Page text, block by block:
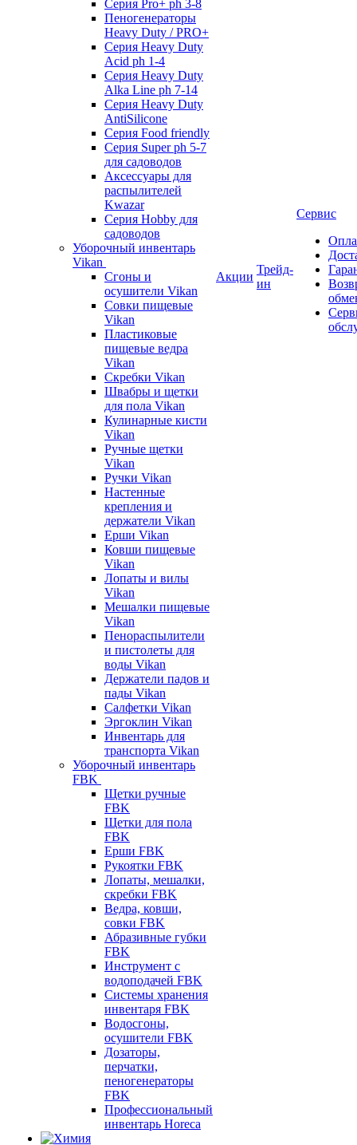
Серия Pro+ ph 3-8
Пеногенераторы
Heavy Duty / PRO+
Серия Heavy Duty
Acid ph 1-4
Серия Heavy Duty
Alka Line ph 7-14
Серия Heavy Duty
AntiSilicone
Серия Food friendly
Серия Super ph 5-7
для садоводов
Аксессуары для
распылителей
Kwazar
Серия Hobby для
садоводов
Уборочный инвентарь
Vikan
Сгоны и
осушители Vikan
Совки пищевые
Vikan
Пластиковые
пищевые ведра
Vikan
Скребки Vikan
Швабры и щетки
для пола Vikan
Кулинарные кисти
Vikan
Ручные щетки
Vikan
Ручки Vikan
Настенные
крепления и
держатели Vikan
Ерши Vikan
Ковши пищевые
Vikan
Лопаты и вилы
Vikan
Мешалки пищевые
Vikan
Пенораспылители
и пистолеты для
воды Vikan
Держатели падов и
пады Vikan
Салфетки Vikan
Эргоклин Vikan
Инвентарь для
транспорта Vikan
Уборочный инвентарь
FBK
Щетки ручные
FBK
Щетки для пола
FBK
Ерши FBK
Рукоятки FBK
Лопаты, мешалки,
скребки FBK
Ведра, ковши,
совки FBK
Абразивные губки
FBK
Инструмент с
водоподачей FBK
Системы хранения
инвентаря FBK
Водосгоны,
осушители FBK
Дозаторы,
перчатки,
пеногенераторы
FBK
Профессиональный
инвентарь Horeca
Акции
Трейд-
ин
Сервис